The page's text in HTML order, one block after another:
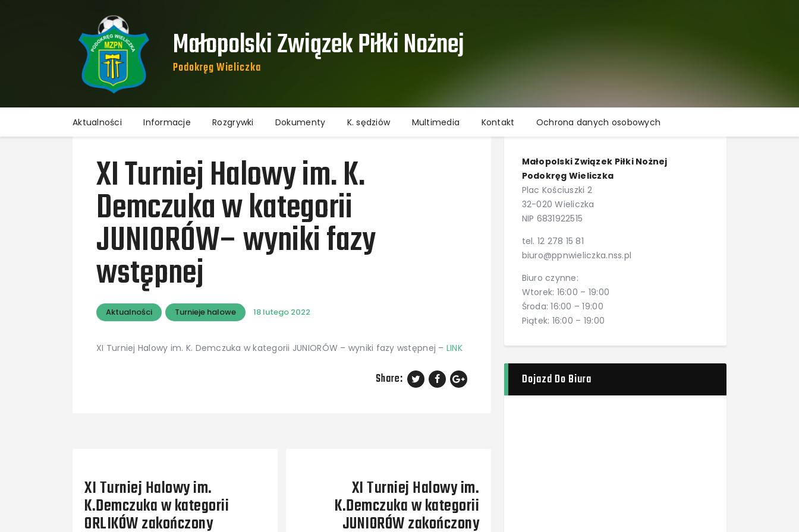
Małopolski Związek Piłki Nożnej ​
Podokręg Wieliczka​
Aktualności Informacje Rozgrywki Dokumenty K. sędziów Multimedia Kontakt Ochrona danych osobowych
Informacje
Rozgrywki
Multimedia
Kontakt
XI Turniej Halowy im. K.
Demczuka w kategorii
JUNIORÓW– wyniki fazy
wstępnej
Aktualności Turnieje halowe 18 lutego 2022
XI Turniej Halowy im. K. Demczuka w kategorii JUNIORÓW – wyniki fazy wstępnej – LINK
Share:
XI Turniej Halowy im.
K.Demczuka w kategorii
ORLIKÓW zakończony
XI Turniej Halowy im.
K.Demczuka w kategorii
JUNIORÓW zakończony
Małopolski Związek Piłki Nożnej
Podokręg Wieliczka
Plac Kościuszki 2
32-020 Wieliczka
NIP 6831922515
tel. 12 278 15 81
biuro@ppnwieliczka.nss.pl
Biuro czynne:
Wtorek: 16:00 – 19:00
Środa: 16:00 – 19:00
Piątek: 16:00 – 19:00
Dojazd Do Biura